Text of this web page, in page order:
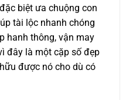
biệt ưa chuộng con
tài lộc nhanh chóng
hanh thông, vận may
đây là một cặp số đẹp
được nó cho dù có